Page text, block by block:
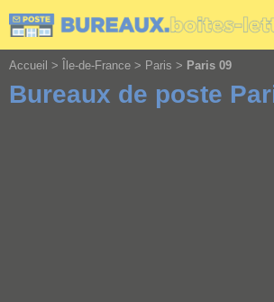
Accueil > Île-de-France > Paris > Paris 09
Bureaux de poste